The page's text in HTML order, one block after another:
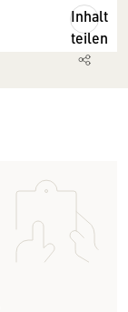
Inhalt
teilen